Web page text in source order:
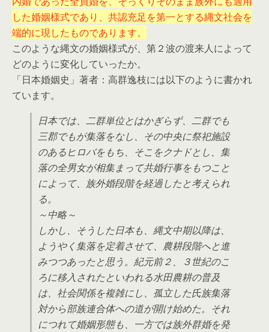
した婚姻様式であり、共認充足を第一とする縄文社会を
端的に現したものであります。
このような縄文の婚姻様式が、第２波の渡来人によって
どのように変化していったか。
「日本婚姻史」著者：高群逸枝には以下のように書かれ
ています。
日本では、二群単位とはかぎらず、二群でも
三郡でもが集落をなし、その中央に祭祀施設
のあるヒロバをもち、そこをクナドとし、集
落の全男女が相集まって共婚行事をもつこと
によって、族外婚段階を経過したと考えられ
る。
～中略～
しかし、そうした日本も、縄文中期以降は、
ようやく集落を定着させて、農耕段階へと進
みつつあったと思う。紀元前２、３世紀のこ
ろに移入されたといわれる水田農耕の普及
は、社会関係を複雑にし、孤立した氏族集落
対から部族連合体への道が開け始めた。それ
につれて婚姻形態も、一方では族外群婚を発